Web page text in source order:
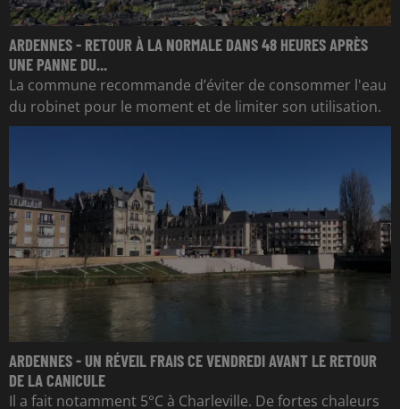
ARDENNES - RETOUR À LA NORMALE DANS 48 HEURES APRÈS
UNE PANNE DU...
La commune recommande d’éviter de consommer l'eau
du robinet pour le moment et de limiter son utilisation.
ARDENNES - UN RÉVEIL FRAIS CE VENDREDI AVANT LE RETOUR
DE LA CANICULE
Il a fait notamment 5°C à Charleville. De fortes chaleurs